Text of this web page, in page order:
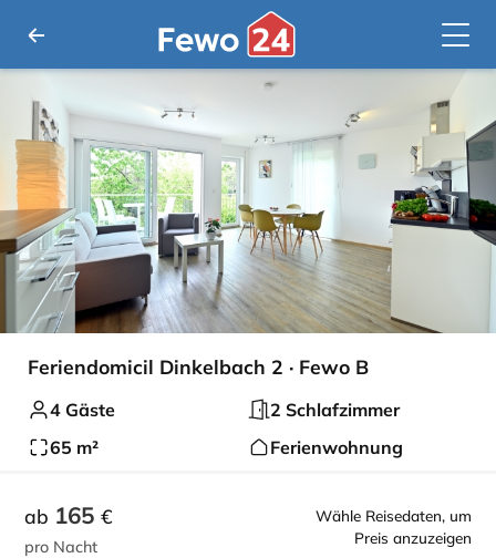
Feriendomicil Dinkelbach 2 · Fewo B
4 Gäste
2 Schlafzimmer
65 m²
Ferienwohnung
Wähle Reisedaten, um
Preis anzuzeigen
ab 165 €
pro Nacht